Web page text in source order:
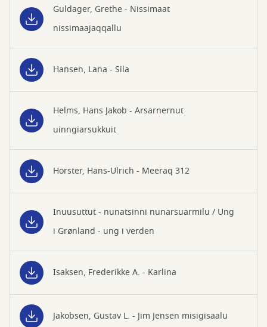
Guldager, Grethe - Nissimaat
nissimaajaqqallu
Hansen, Lana - Sila
Helms, Hans Jakob - Arsarnernut
uinngiarsukkuit
Horster, Hans-Ulrich - Meeraq 312
Inuusuttut - nunatsinni nunarsuarmilu / Ung
i Grønland - ung i verden
Isaksen, Frederikke A. - Karlina
Jakobsen, Gustav L. - Jim Jensen misigisaalu